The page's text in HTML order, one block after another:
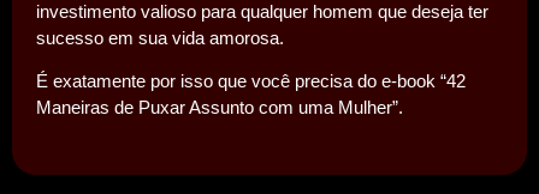
investimento valioso para qualquer homem que deseja ter
sucesso em sua vida amorosa.
É exatamente por isso que você precisa do e-book “42
Maneiras de Puxar Assunto com uma Mulher”.